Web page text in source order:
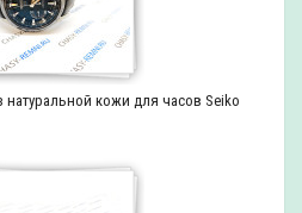
натуральной кожи для часов Seiko